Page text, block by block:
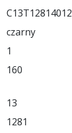
C13T12814012
czarny
1
160
13
1281